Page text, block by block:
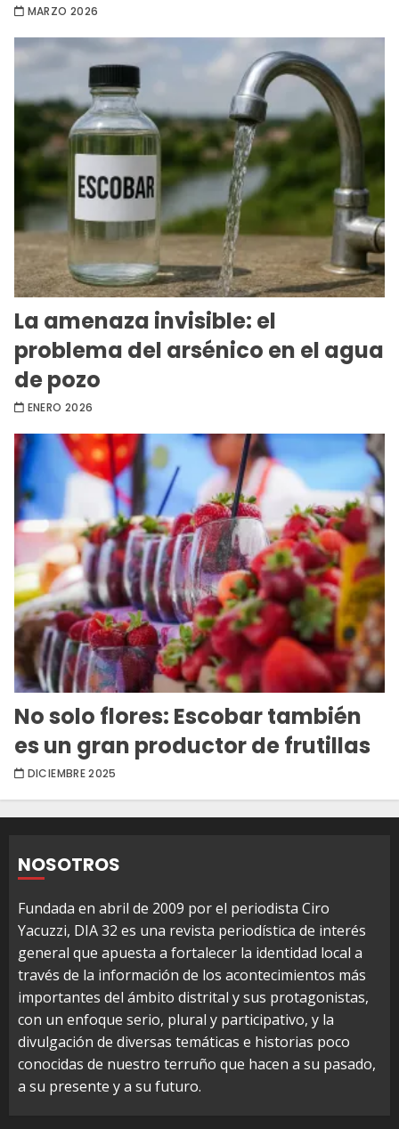
MARZO 2026
La amenaza invisible: el
problema del arsénico en el agua
de pozo
ENERO 2026
No solo flores: Escobar también
es un gran productor de frutillas
DICIEMBRE 2025
NOSOTROS
Fundada en abril de 2009 por el periodista Ciro
Yacuzzi, DIA 32 es una revista periodística de interés
general que apuesta a fortalecer la identidad local a
través de la información de los acontecimientos más
importantes del ámbito distrital y sus protagonistas,
con un enfoque serio, plural y participativo, y la
divulgación de diversas temáticas e historias poco
conocidas de nuestro terruño que hacen a su pasado,
a su presente y a su futuro.